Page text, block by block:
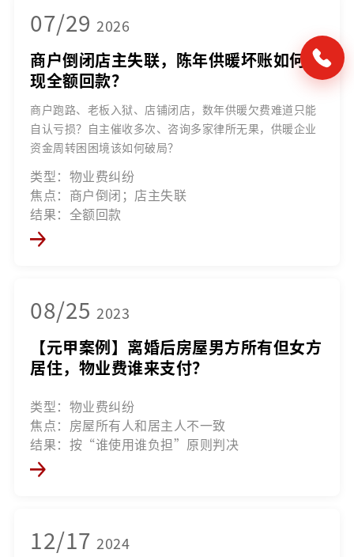
07/29 2026
商户倒闭店主失联，陈年供暖坏账如何实
现全额回款？
商户跑路、老板入狱、店铺闭店，数年供暖欠费难道只能
自认亏损？自主催收多次、咨询多家律所无果，供暖企业
资金周转困困境该如何破局？
类型：物业费纠纷
焦点：商户倒闭；店主失联
结果：全额回款
08/25 2023
【元甲案例】离婚后房屋男方所有但女方
居住，物业费谁来支付？
类型：物业费纠纷
焦点：房屋所有人和居主人不一致
结果：按“谁使用谁负担”原则判决
12/17 2024